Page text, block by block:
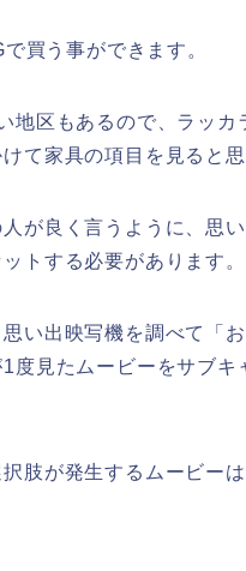
買う事ができます。
地区もあるので、ラッ
て家具の項目を見ると
が良く言うように、思
トする必要があります。
い出映写機を調べて「
度見たムービーをサブキ
肢が発生するムービー